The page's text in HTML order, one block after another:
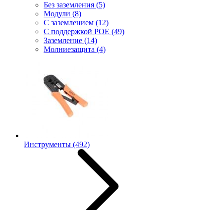
Без заземления (5)
Модули (8)
С заземлением (12)
С поддержкой POE (49)
Заземление (14)
Молниезащита (4)
Инструменты (492)